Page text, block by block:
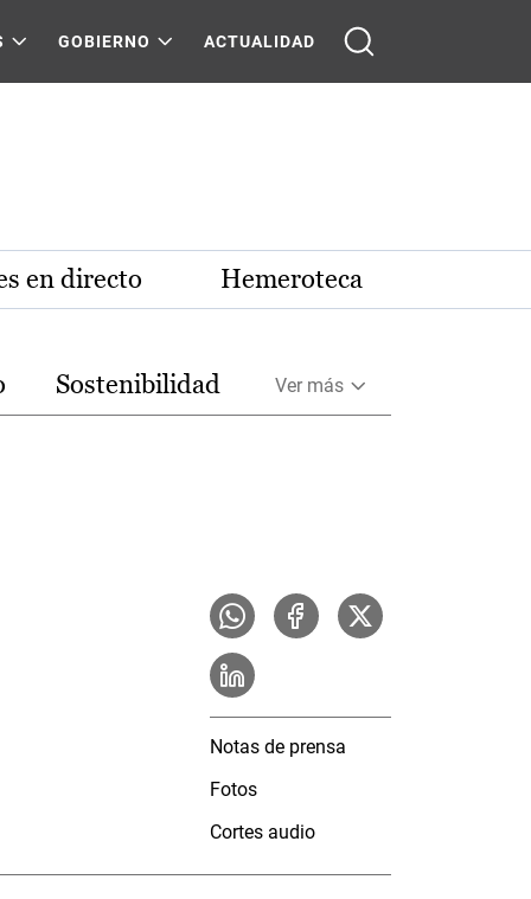
GOBIERNO ACTUALIDAD
en directo Hemeroteca
Sostenibilidad Ver más
Notas de prensa
Fotos
Cortes audio